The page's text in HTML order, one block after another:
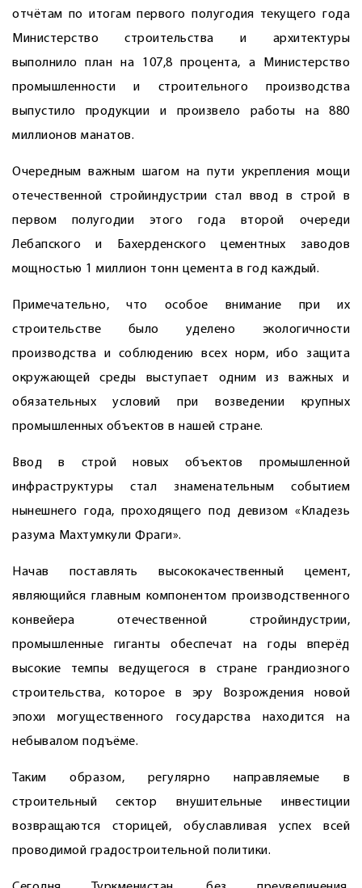
отчётам по итогам первого полугодия текущего года
Министерство строительства и архитектуры
выполнило план на 107,8 процента, а Министерство
промышленности и строительного производства
выпустило продукции и произвело работы на 880
миллионов манатов.
Очередным важным шагом на пути укрепления мощи
отечественной стройиндустрии стал ввод в строй в
первом полугодии этого года второй очереди
Лебапского и Бахерденского цементных заводов
мощностью 1 миллион тонн цемента в год каждый.
Примечательно, что особое внимание при их
строительстве было уделено экологичности
производства и соблюдению всех норм, ибо защита
окружающей среды выступает одним из важных и
обязательных условий при возведении крупных
промышленных объектов в нашей стране.
Ввод в строй новых объектов промышленной
инфраструктуры стал знаменательным событием
нынешнего года, проходящего под девизом «Кладезь
разума Махтумкули Фраги».
Начав поставлять высококачественный цемент,
являющийся главным компонентом производственного
конвейера отечественной стройиндустрии,
промышленные гиганты обеспечат на годы вперёд
высокие темпы ведущегося в стране грандиозного
строительства, которое в эру Возрождения новой
эпохи могущественного государства находится на
небывалом подъёме.
Таким образом, регулярно направляемые в
строительный сектор внушительные инвестиции
возвращаются сторицей, обуславливая успех всей
проводимой градостроительной политики.